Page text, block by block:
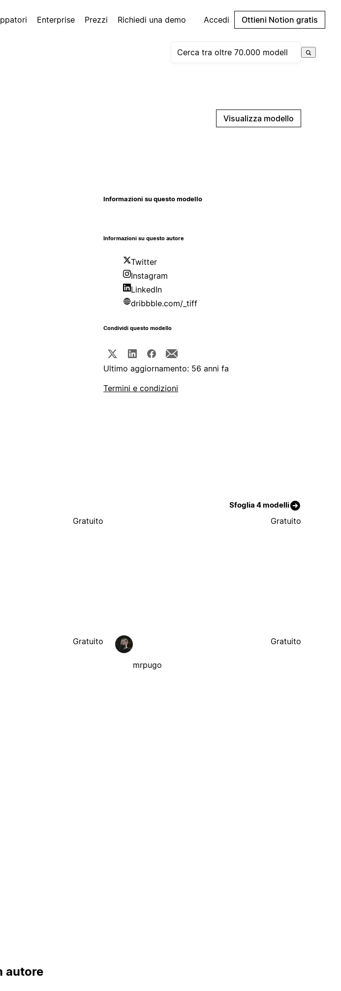
Enterprise Prezzi Richiedi una demo Accedi Ottieni Notion gratis
Visualizza modello
Informazioni su questo modello
Informazioni su questo autore
Twitter
Instagram
LinkedIn
dribbble.com/_tiff
Condividi questo modello
Ultimo aggiornamento: 56 anni fa
Termini e condizioni
Sfoglia 4 modelli
Gratuito Gratuito
Gratuito
mrpugo
Gratuito
autore